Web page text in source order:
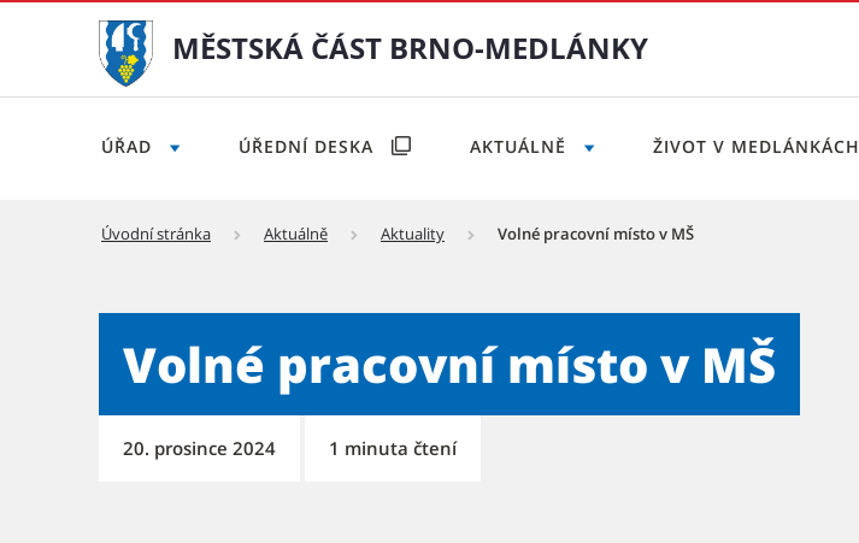
MĚSTSKÁ ČÁST BRNO-MEDLÁNKY
ÚŘAD ÚŘEDNÍ DESKA AKTUÁLNĚ ŽIVOT V MEDLÁNKÁCH
Úvodní stránka Aktuálně Aktuality Volné pracovní místo v MŠ
Volné pracovní místo v MŠ
20. prosince 2024 1 minuta čtení